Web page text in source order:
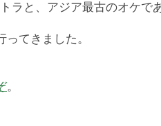
ラと、アジア最古のオケで
てきました。
。